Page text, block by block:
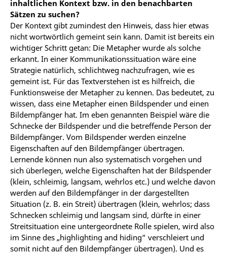
inhaltlichen Kontext bzw. in den benachbarten
Sätzen zu suchen?
Der Kontext gibt zumindest den Hinweis, dass hier etwas
nicht wortwörtlich gemeint sein kann. Damit ist bereits ein
wichtiger Schritt getan: Die Metapher wurde als solche
erkannt. In einer Kommunikationssituation wäre eine
Strategie natürlich, schlichtweg nachzufragen, wie es
gemeint ist. Für das Textverstehen ist es hilfreich, die
Funktionsweise der Metapher zu kennen. Das bedeutet, zu
wissen, dass eine Metapher einen Bildspender und einen
Bildempfänger hat. Im eben genannten Beispiel wäre die
Schnecke der Bildspender und die betreffende Person der
Bildempfänger. Vom Bildspender werden einzelne
Eigenschaften auf den Bildempfänger übertragen.
Lernende können nun also systematisch vorgehen und
sich überlegen, welche Eigenschaften hat der Bildspender
(klein, schleimig, langsam, wehrlos etc.) und welche davon
werden auf den Bildempfänger in der dargestellten
Situation (z. B. ein Streit) übertragen (klein, wehrlos; dass
Schnecken schleimig und langsam sind, dürfte in einer
Streitsituation eine untergeordnete Rolle spielen, wird also
im Sinne des „highlighting and hiding“ verschleiert und
somit nicht auf den Bildempfänger übertragen). Und es